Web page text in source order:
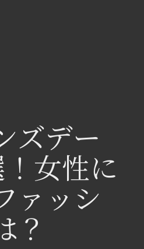
ズデー
女性に
ァッシ
？